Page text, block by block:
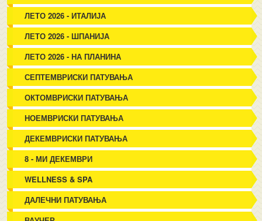
ЛЕТО 2026 - ИТАЛИЈА
ЛЕТО 2026 - ШПАНИЈА
ЛЕТО 2026 - НА ПЛАНИНА
СЕПТЕМВРИСКИ ПАТУВАЊА
ОКТОМВРИСКИ ПАТУВАЊА
НОЕМВРИСКИ ПАТУВАЊА
ДЕКЕМВРИСКИ ПАТУВАЊА
8 - МИ ДЕКЕМВРИ
WELLNESS & SPA
ДАЛЕЧНИ ПАТУВАЊА